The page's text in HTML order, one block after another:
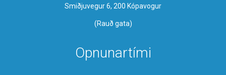
Smiðjuvegur 6, 200 Kópavogur
(Rauð gata)
Opnunartími